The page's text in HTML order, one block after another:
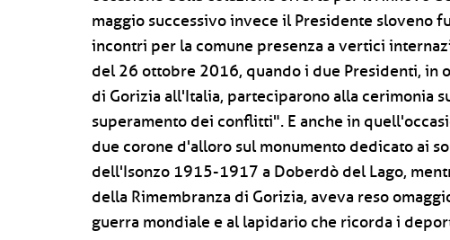
maggio successivo invece il Presidente sloveno
incontri per la comune presenza a vertici
del 26 ottobre 2016, quando i due Presidenti, in
di Gorizia all'Italia, parteciparono alla cerimonia
superamento dei conflitti". E anche in
due corone d'alloro sul monumento dedicato ai
dell'Isonzo 1915-1917 a Doberdò del Lago,
della Rimembranza di Gorizia, aveva reso
guerra mondiale e al lapidario che ricorda i